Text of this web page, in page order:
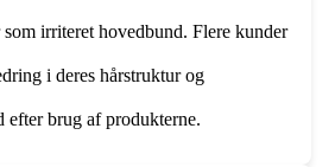
som irriteret hovedbund. Flere kunder
i deres hårstruktur og
efter brug af produkterne.